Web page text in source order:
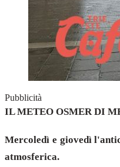
Pubblicità
IL METEO OSMER DI
Mercoledì e giovedì
atmosferica.